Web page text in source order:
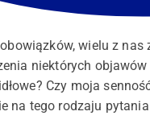
wielu z nas
niektórych
Czy moja
na tego rodzaju